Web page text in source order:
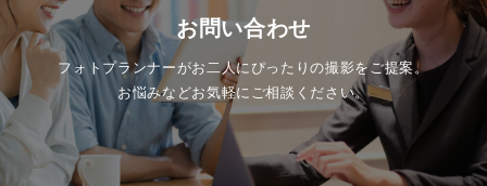
お問い合わせ
フォトプランナーがお二人にぴったりの撮影をご提案。
お悩みなどお気軽にご相談ください。